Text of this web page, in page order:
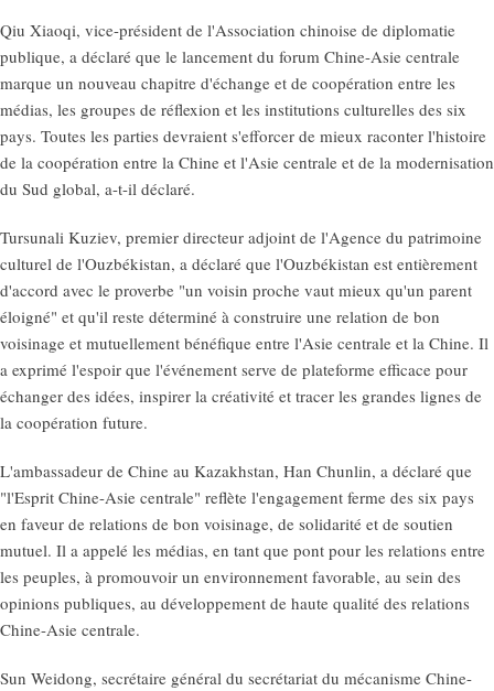
Qiu Xiaoqi, vice-président de l'Association chinoise de diplomatie
publique, a déclaré que le lancement du forum Chine-Asie centrale
marque un nouveau chapitre d'échange et de coopération entre les
médias, les groupes de réflexion et les institutions culturelles des six
pays. Toutes les parties devraient s'efforcer de mieux raconter l'histoire
de la coopération entre la Chine et l'Asie centrale et de la modernisation
du Sud global, a-t-il déclaré.
Tursunali Kuziev, premier directeur adjoint de l'Agence du patrimoine
culturel de l'Ouzbékistan, a déclaré que l'Ouzbékistan est entièrement
d'accord avec le proverbe "un voisin proche vaut mieux qu'un parent
éloigné" et qu'il reste déterminé à construire une relation de bon
voisinage et mutuellement bénéfique entre l'Asie centrale et la Chine. Il
a exprimé l'espoir que l'événement serve de plateforme efficace pour
échanger des idées, inspirer la créativité et tracer les grandes lignes de
la coopération future.
L'ambassadeur de Chine au Kazakhstan, Han Chunlin, a déclaré que
"l'Esprit Chine-Asie centrale" reflète l'engagement ferme des six pays
en faveur de relations de bon voisinage, de solidarité et de soutien
mutuel. Il a appelé les médias, en tant que pont pour les relations entre
les peuples, à promouvoir un environnement favorable, au sein des
opinions publiques, au développement de haute qualité des relations
Chine-Asie centrale.
Sun Weidong, secrétaire général du secrétariat du mécanisme Chine-